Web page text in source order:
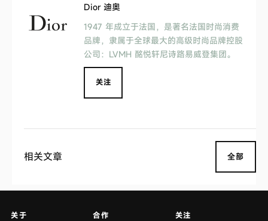
Dior 迪奥
1947 年成立于法国，是著名法国时尚消费
品牌，隶属于全球最大的高级时尚品牌控股
公司：LVMH 酩悦轩尼诗路易威登集团。
关注
相关文章 全部
关于 合作 关注